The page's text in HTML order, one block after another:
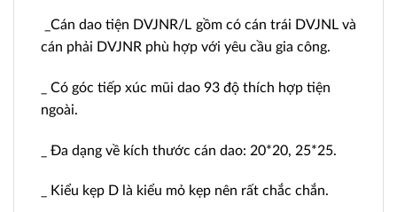
_Cán dao tiện DVJNR/L gồm có cán trái DVJNL và
cán phải DVJNR phù hợp với yêu cầu gia công.
_ Có góc tiếp xúc mũi dao 93 độ thích hợp tiện
ngoài.
_ Đa dạng về kích thước cán dao: 20*20, 25*25.
_ Kiểu kẹp D là kiểu mỏ kẹp nên rất chắc chắn.